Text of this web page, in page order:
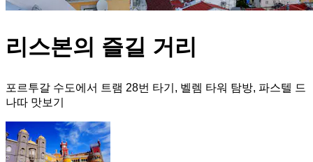
리스본의 즐길 거리
포르투갈 수도에서 트램 28번 타기, 벨렘 타워 탐방, 파스텔 드
나따 맛보기